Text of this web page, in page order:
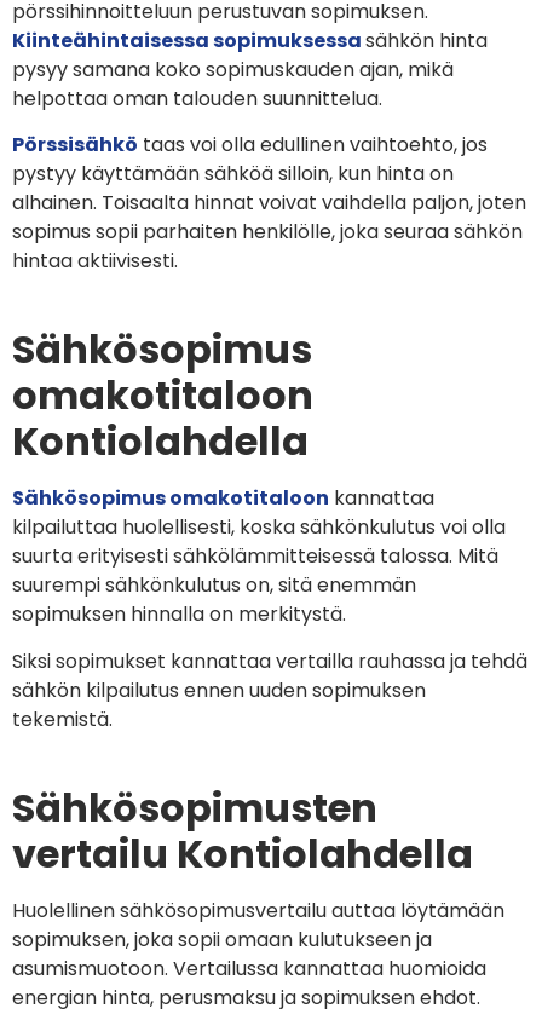
pörssihinnoitteluun perustuvan sopimuksen.
Kiinteähintaisessa sopimuksessasähkön hinta
pysyy samana koko sopimuskauden ajan, mikä
helpottaa oman talouden suunnittelua.
Pörssisähkö taas voi olla edullinen vaihtoehto, jos
pystyy käyttämään sähköä silloin, kun hinta on
alhainen. Toisaalta hinnat voivat vaihdella paljon, joten
sopimus sopii parhaiten henkilölle, joka seuraa sähkön
hintaa aktiivisesti.
Sähkösopimus
omakotitaloon
Kontiolahdella
Sähkösopimus omakotitaloon kannattaa
kilpailuttaa huolellisesti, koska sähkönkulutus voi olla
suurta erityisesti sähkölämmitteisessä talossa. Mitä
suurempi sähkönkulutus on, sitä enemmän
sopimuksen hinnalla on merkitystä.
Siksi sopimukset kannattaa vertailla rauhassa ja tehdä
sähkön kilpailutus ennen uuden sopimuksen
tekemistä.
Sähkösopimusten
vertailu Kontiolahdella
Huolellinen sähkösopimusvertailu auttaa löytämään
sopimuksen, joka sopii omaan kulutukseen ja
asumismuotoon. Vertailussa kannattaa huomioida
energian hinta, perusmaksu ja sopimuksen ehdot.